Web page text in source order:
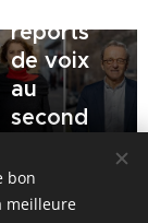
reports
de voix
au
second
bon
meilleure